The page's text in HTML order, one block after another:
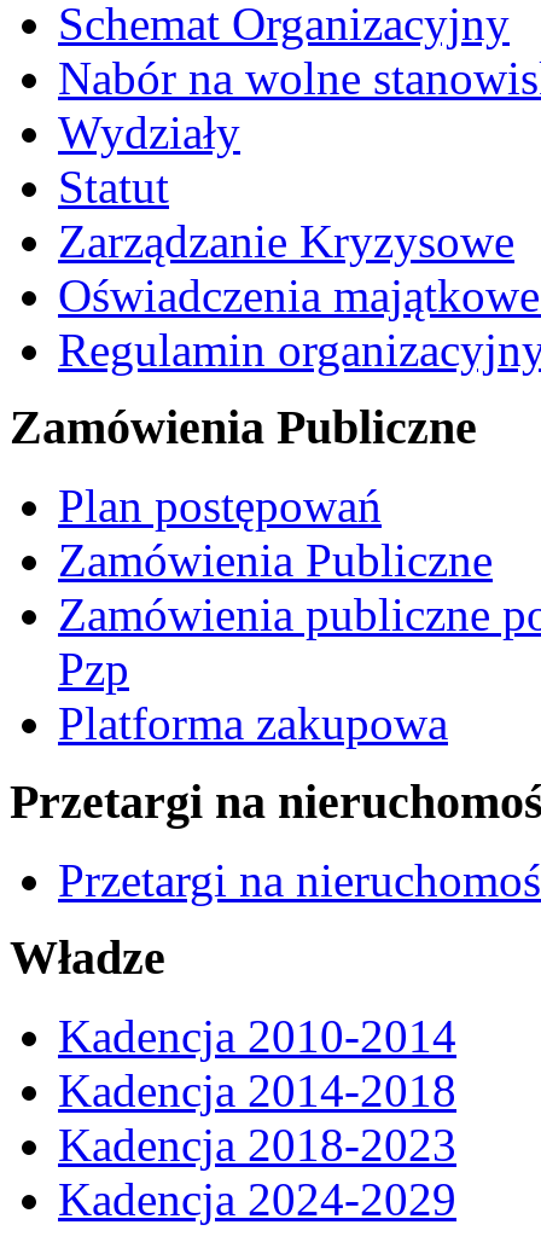
Schemat Organizacyjny
Nabór na wolne
Wydziały
Statut
Zarządzanie Kryzysowe
Oświadczenia
Regulamin
Zamówienia Publiczne
Plan postępowań
Zamówienia Publiczne
Zamówienia publiczne
Pzp
Platforma zakupowa
Przetargi na
Przetargi na
Władze
Kadencja 2010-2014
Kadencja 2014-2018
Kadencja 2018-2023
Kadencja 2024-2029